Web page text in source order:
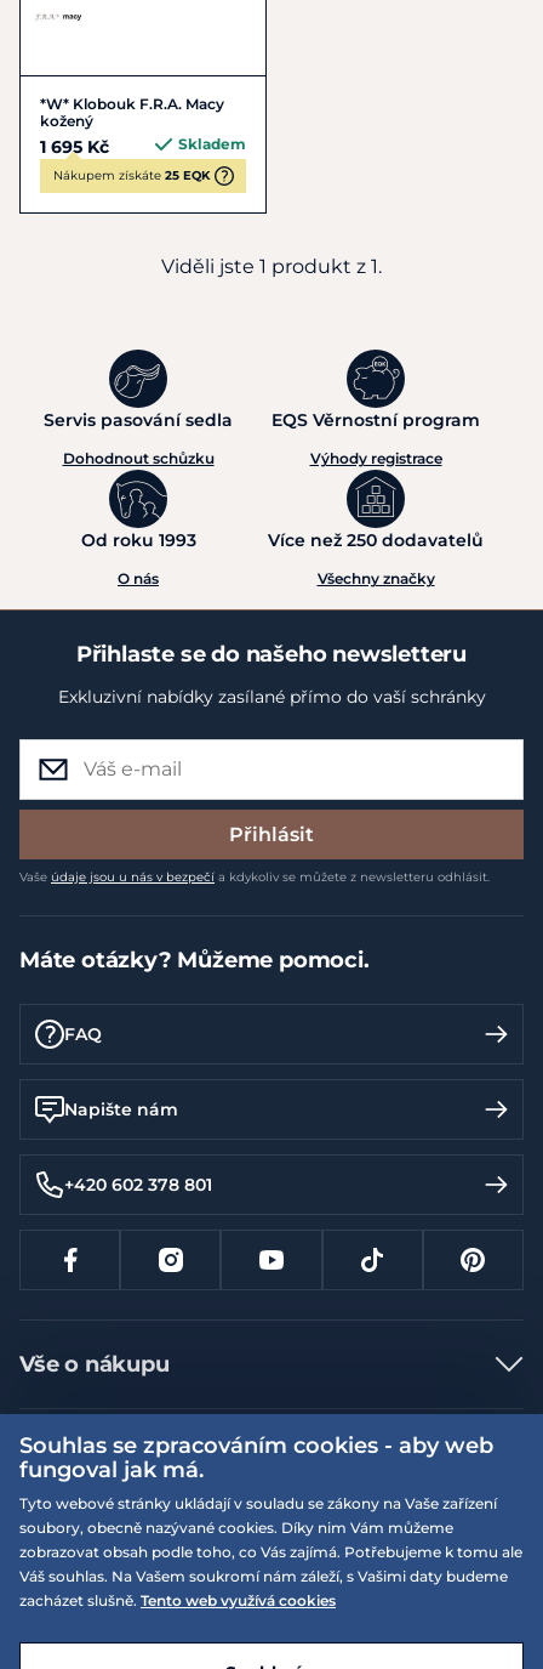
*W* Klobouk F.R.A. Macy
kožený
1 695 Kč Skladem
Nákupem získáte 25 EQK
Viděli jste 1 produkt z 1.
Servis pasování sedla
Dohodnout schůzku
EQS Věrnostní program
Výhody registrace
Od roku 1993
O nás
Více než 250 dodavatelů
Všechny značky
Přihlaste se do našeho newsletteru
Exkluzivní nabídky zasílané přímo do vaší schránky
Přihlásit
Vaše údaje jsou u nás v bezpečí a kdykoliv se můžete z newsletteru odhlásit.
Máte otázky? Můžeme pomoci.
FAQ
Napište nám
+420 602 378 801
Vše o nákupu
Jak nakupovat
Nejčastější dotazy
Doprava a platba
Vrácení a výměna zboží
Reklamace
Velikostní tabulky
Více informací
Obchodní podmínky
Podmínky EQS věrnostního klubu
On-line katalogy
Naše prodejny
EQS Rudná
E-shop vytvořila a technicky zajišťujeSIMPLIA.cz
Souhlas se zpracováním cookies - aby web
fungoval jak má.
Tyto webové stránky ukládají v souladu se zákony na Vaše zařízení
soubory, obecně nazývané cookies. Díky nim Vám můžeme
zobrazovat obsah podle toho, co Vás zajímá. Potřebujeme k tomu ale
Váš souhlas. Na Vašem soukromí nám záleží, s Vašimi daty budeme
zacházet slušně. Tento web využívá cookies